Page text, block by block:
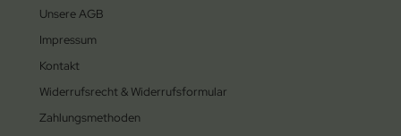
Unsere AGB
Impressum
Kontakt
Widerrufsrecht & Widerrufsformular
Zahlungsmethoden